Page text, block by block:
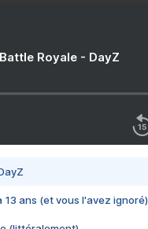
Royale - DayZ
13 ans (et vous l'avez ignoré)